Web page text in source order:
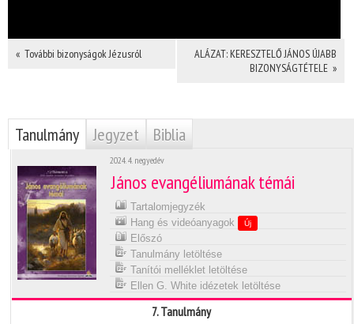
« További bizonyságok Jézusról
ALÁZAT: KERESZTELŐ JÁNOS ÚJABB
BIZONYSÁGTÉTELE »
Tanulmány Jegyzet Biblia
2024. 4. negyedév
János evangéliumának témái
Tartalomjegyzék
Hang és videóanyagok
Új
Előszó
Tanulmány letöltése
Tanítói melléklet letöltése
Ellen G. White idézetek letöltése
7. Tanulmány